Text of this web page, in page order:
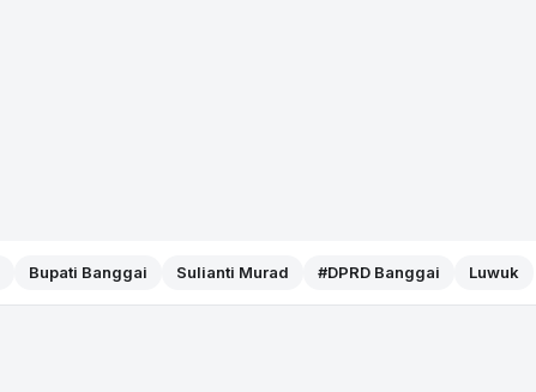
Bupati Banggai Sulianti Murad #DPRD Banggai Luwuk